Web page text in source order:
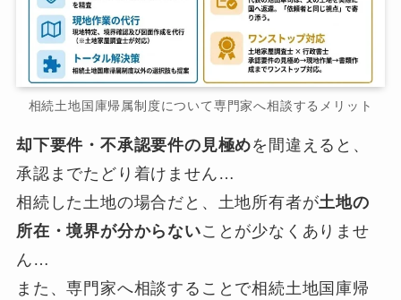
相続土地国庫帰属制度について専門家へ相談するメリット
却下要件・不承認要件の見極めを間違えると、
承認までたどり着けません…
相続した土地の場合だと、土地所有者が土地の
所在・境界が分からないことが少なくありませ
ん…
また、専門家へ相談することで相続土地国庫帰